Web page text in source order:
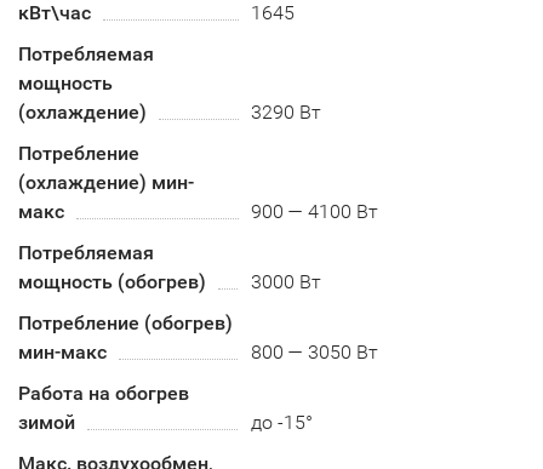
кВт\час
1645
Потребляемая
мощность
(охлаждение)
3290 Вт
Потребление
(охлаждение) мин-
макс
900 — 4100 Вт
Потребляемая
мощность (обогрев)
3000 Вт
Потребление (обогрев)
мин-макс
800 — 3050 Вт
Работа на обогрев
зимой
до -15°
Макс. воздухообмен,